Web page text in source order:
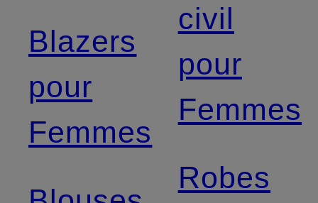
Blazers
pour
Femmes
civil
pour
Femmes
Robes